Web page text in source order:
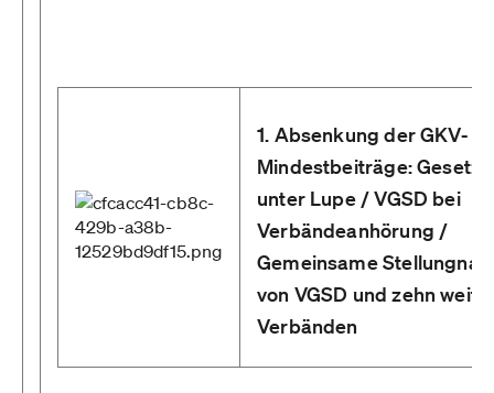
1. Absenkung der GKV-
Mindestbeiträge: Gesetz
unter Lupe / VGSD bei
Verbändeanhörung /
Gemeinsame
von VGSD und zehn
Verbänden